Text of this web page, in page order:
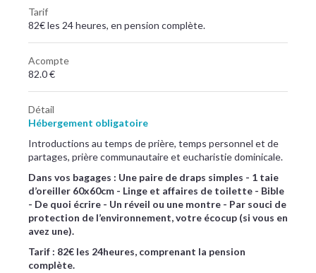
Tarif
82€ les 24 heures, en pension complète.
Acompte
82.0 €
Détail
Hébergement obligatoire
Introductions au temps de prière, temps personnel et de
partages, prière communautaire et eucharistie dominicale.
​Dans vos bagages : Une paire de draps simples - 1 taie
d’oreiller 60x60cm - Linge et affaires de toilette - Bible
- De quoi écrire - Un réveil ou une montre - Par souci de
protection de l’environnement, votre écocup (si vous en
avez une).
Tarif : 82€ les 24heures, comprenant la pension
complète.